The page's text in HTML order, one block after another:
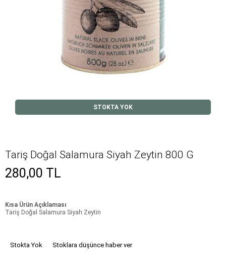
STOKTA YOK
Tariş Doğal Salamura Siyah Zeytin 800 G
280,00 TL
Kısa Ürün Açıklaması
Tariş Doğal Salamura Siyah Zeytin
Stokta Yok Stoklara düşünce haber ver